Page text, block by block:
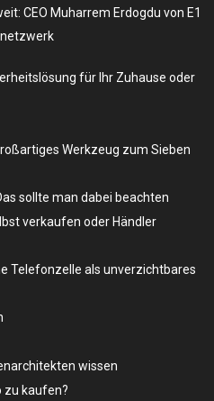
CEO Muharrem Erdogdu von E1
für Ihr Zuhause oder
Werkzeug zum Sieben
sollte man dabei beachten
verkaufen oder Händler
Telefonzelle als unverzichtbares
wissen
zu kaufen?